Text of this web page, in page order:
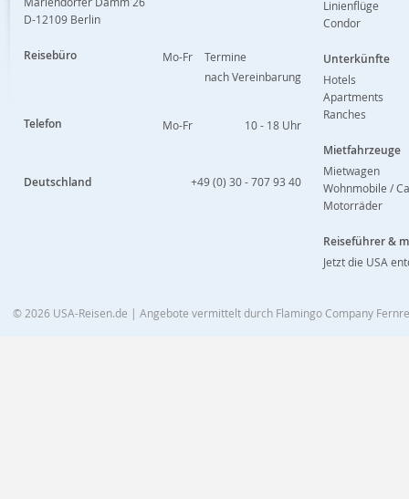
D-12109 Berlin
Reisebüro Mo-Fr
Termine
nach Vereinbarung
Telefon Mo-Fr 10 - 18 Uhr
Deutschland +49 (0) 30 - 707 93 40
Linienflüge
Condor
Unterkünfte
Hotels
Apartments
Ranches
Mietfahrzeuge
Mietwagen
Wohnmobile /
Motorräder
Reiseführer &
Jetzt die USA
© 2026 USA-Reisen.de | Angebote vermittelt durch Flamingo Company